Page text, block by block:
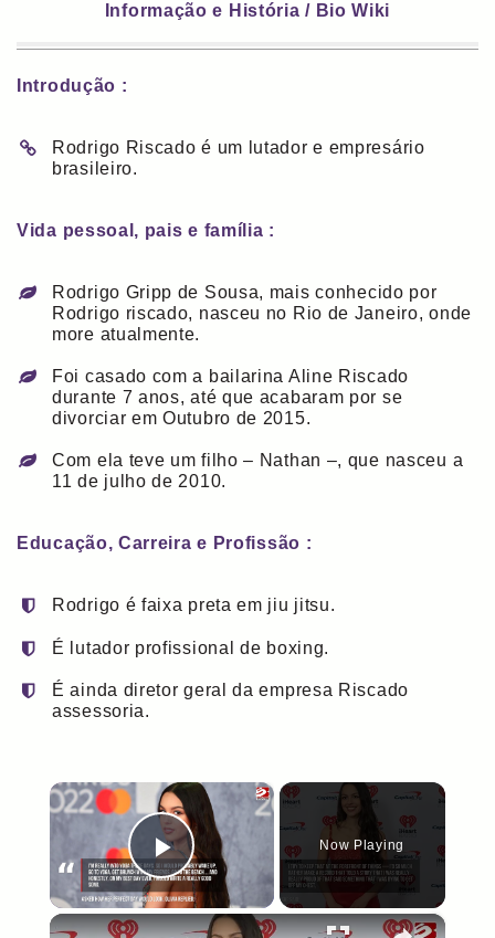
Informação e História / Bio Wiki
Introdução :
Rodrigo Riscado é um lutador e empresário
brasileiro.
Vida pessoal, pais e família :
Rodrigo Gripp de Sousa, mais conhecido por
Rodrigo riscado, nasceu no Rio de Janeiro, onde
more atualmente.
Foi casado com a bailarina Aline Riscado
durante 7 anos, até que acabaram por se
divorciar em Outubro de 2015.
Com ela teve um filho – Nathan –, que nasceu a
11 de julho de 2010.
Educação, Carreira e Profissão :
Rodrigo é faixa preta em jiu jitsu.
É lutador profissional de boxing.
É ainda diretor geral da empresa Riscado
assessoria.
×
Play Video
Now Playing
×